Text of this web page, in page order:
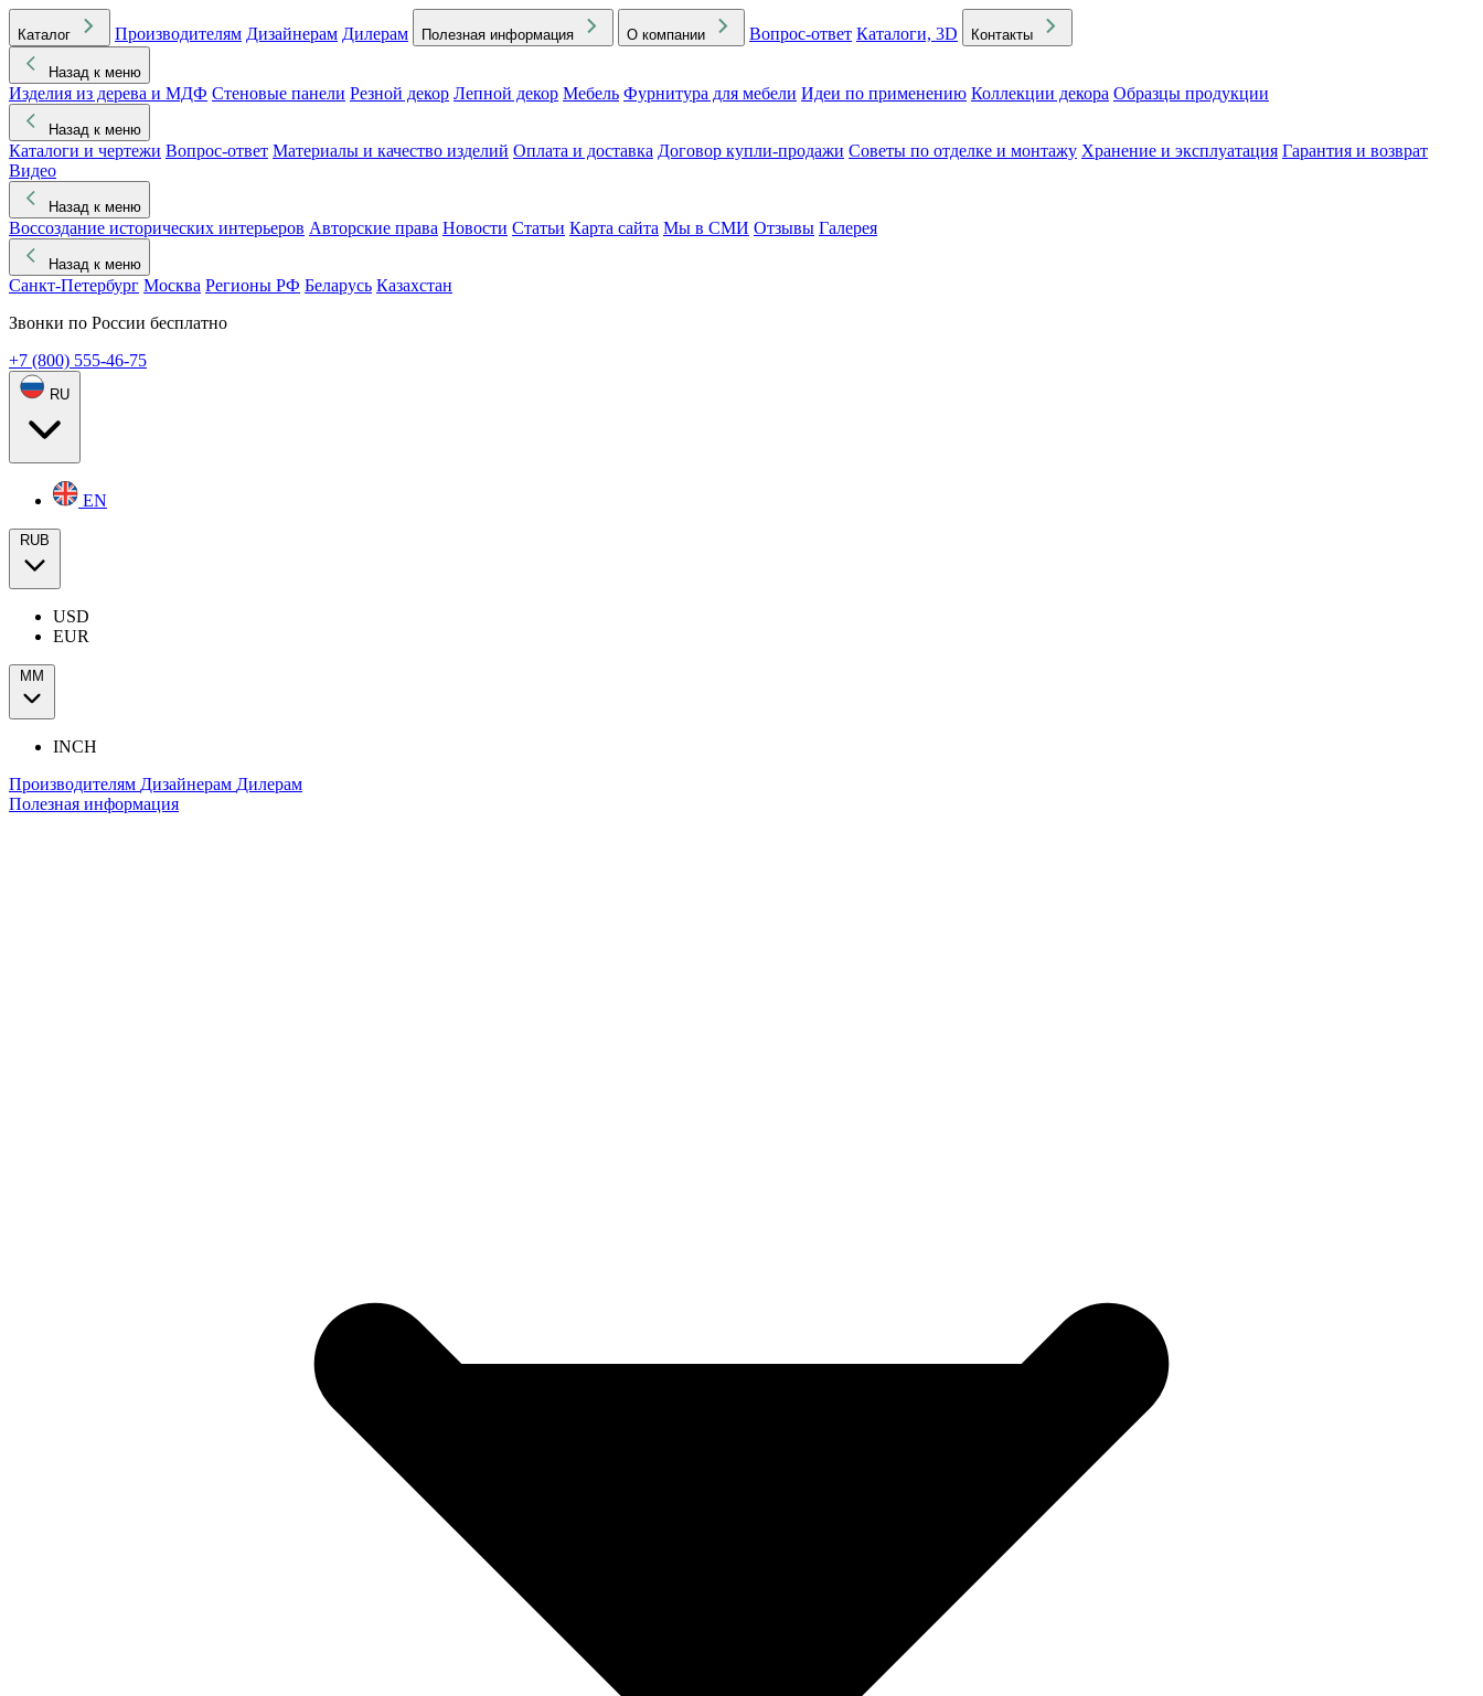
Каталог Производителям Дизайнерам Дилерам Полезная информация О компании Вопрос-ответ Каталоги, 3D Контакты
Назад к меню
Изделия из дерева и МДФ Стеновые панели Резной декор Лепной декор Мебель Фурнитура для мебели Идеи по применению Коллекции декора Образцы продукции
Назад к меню
Каталоги и чертежи Вопрос-ответ Материалы и качество изделий Оплата и доставка Договор купли-продажи Советы по отделке и монтажу Хранение и эксплуатация Гарантия и возврат
Видео
Назад к меню
Воссоздание исторических интерьеров Авторские права Новости Статьи Карта сайта Мы в СМИ Отзывы Галерея
Назад к меню
Санкт-Петербург Москва Регионы РФ Беларусь Казахстан
Звонки по России бесплатно
+7 (800) 555-46-75
RU
EN
RUB
USD
EUR
ММ
INCH
Производителям Дизайнерам Дилерам
Полезная информация